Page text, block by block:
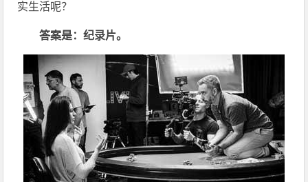
实生活呢？
答案是：纪录片。